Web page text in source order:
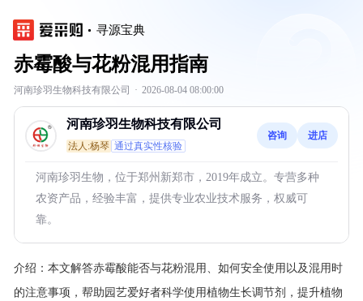
寻源宝典
赤霉酸与花粉混用指南
河南珍羽生物科技有限公司 · 2026-08-04 08:00:00
河南珍羽生物科技有限公司
法人:杨琴 通过真实性核验
咨询 进店
河南珍羽生物，位于郑州新郑市，2019年成立。专营多种
农资产品，经验丰富，提供专业农业技术服务，权威可
靠。
介绍： 本文解答赤霉酸能否与花粉混用、如何安全使用以及混用时
的注意事项，帮助园艺爱好者科学使用植物生长调节剂，提升植物